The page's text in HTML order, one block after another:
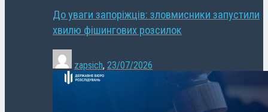
До уваги запоріжців: зловмисники запустили
хвилю фішингових розсилок
zapsich, 23/07/2026